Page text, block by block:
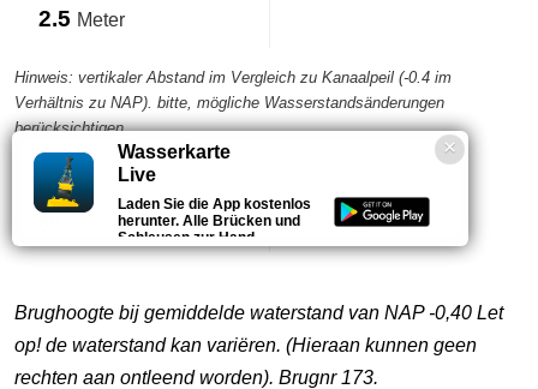
2.5 Meter
Hinweis: vertikaler Abstand im Vergleich zu Kanaalpeil (-0.4 im
Verhältnis zu NAP). bitte, mögliche Wasserstandsänderungen
berücksichtigen
UKW-Kanal
088 - 939 40 95
Brughoogte bij gemiddelde waterstand van NAP -0,40 Let
op! de waterstand kan variëren. (Hieraan kunnen geen
rechten aan ontleend worden). Brugnr 173.
Wasserkarte
Live
Laden Sie die App kostenlos
herunter. Alle Brücken und
Schleusen zur Hand.